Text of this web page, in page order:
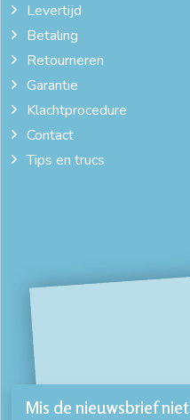
Levertijd
Betaling
Retourneren
Garantie
Klachtprocedure
Contact
Tips en trucs
Mis de nieuwsbrief niet